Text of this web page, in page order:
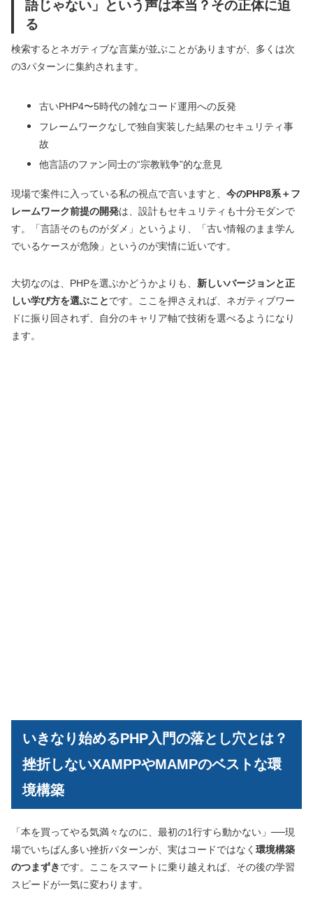
語じゃない」という声は本当？その正体に迫
る
検索するとネガティブな言葉が並ぶことがありますが、多くは次
の3パターンに集約されます。
古いPHP4〜5時代の雑なコード運用への反発
フレームワークなしで独自実装した結果のセキュリティ事
故
他言語のファン同士の“宗教戦争”的な意見
現場で案件に入っている私の視点で言いますと、 今のPHP8系＋フ
レームワーク前提の開発は、設計もセキュリティも十分モダンで
す。「言語そのものがダメ」というより、「古い情報のまま学ん
でいるケースが危険」というのが実情に近いです。
大切なのは、PHPを選ぶかどうかよりも、 新しいバージョンと正
しい学び方を選ぶことです。ここを押さえれば、ネガティブワー
ドに振り回されず、自分のキャリア軸で技術を選べるようになり
ます。
いきなり始めるPHP入門の落とし穴とは？
挫折しないXAMPPやMAMPのベストな環
境構築
「本を買ってやる気満々なのに、最初の1行すら動かない」──現
場でいちばん多い挫折パターンが、実はコードではなく 環境構築
のつまずきです。ここをスマートに乗り越えれば、その後の学習
スピードが一気に変わります。